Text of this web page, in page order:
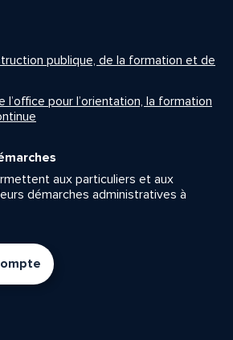
publique, de la formation et de
l’office pour l’orientation, la formation
aux particuliers et aux
démarches administratives à